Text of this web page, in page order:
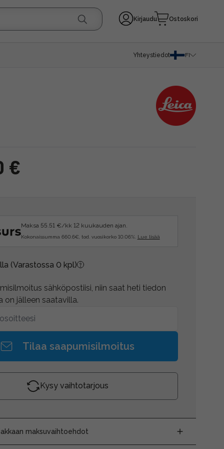
Kirjaudu Ostoskori
Yhteystiedot FI
€
Maksa 55.51 €/kk 12 kuukauden ajan.
Kokonaissumma 660.6€, tod. vuosikorko 10.06%. Lue lisää
(Varastossa 0 kpl)
sähköpostiisi, niin saat heti tiedon
on jälleen saatavilla.
Tilaa saapumisilmoitus
Kysy vaihtotarjous
maksuvaihtoehdot